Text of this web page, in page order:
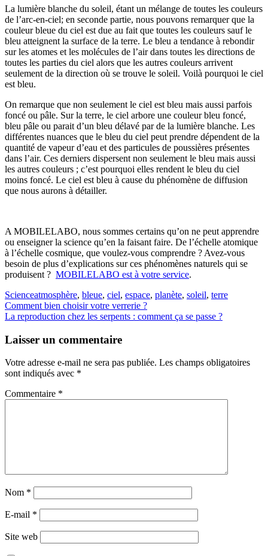
La lumière blanche du soleil, étant un mélange de toutes les couleurs
de l’arc-en-ciel; en seconde partie, nous pouvons remarquer que la
couleur bleue du ciel est due au fait que toutes les couleurs sauf le
bleu atteignent la surface de la terre. Le bleu a tendance à rebondir
sur les atomes et les molécules de l’air dans toutes les directions de
toutes les parties du ciel alors que les autres couleurs arrivent
seulement de la direction où se trouve le soleil. Voilà pourquoi le ciel
est bleu.
On remarque que non seulement le ciel est bleu mais aussi parfois
foncé ou pâle. Sur la terre, le ciel arbore une couleur bleu foncé,
bleu pâle ou parait d’un bleu délavé par de la lumière blanche. Les
différentes nuances que le bleu du ciel peut prendre dépendent de la
quantité de vapeur d’eau et des particules de poussières présentes
dans l’air. Ces derniers dispersent non seulement le bleu mais aussi
les autres couleurs ; c’est pourquoi elles rendent le bleu du ciel
moins foncé. Le ciel est bleu à cause du phénomène de diffusion
que nous aurons à détailler.
A MOBILELABO, nous sommes certains qu’on ne peut apprendre
ou enseigner la science qu’en la faisant faire. De l’échelle atomique
à l’échelle cosmique, que voulez-vous comprendre ? Avez-vous
besoin de plus d’explications sur ces phénomènes naturels qui se
produisent ? MOBILELABO est à votre service.
Scienceatmosphère, bleue, ciel, espace, planète, soleil, terre
Navigation
de
l’article
Comment bien choisir votre verrerie ?
La reproduction chez les serpents : comment ça se passe ?
Laisser un commentaire
Votre adresse e-mail ne sera pas publiée. Les champs obligatoires
sont indiqués avec *
Commentaire *
Nom *
E-mail *
Site web